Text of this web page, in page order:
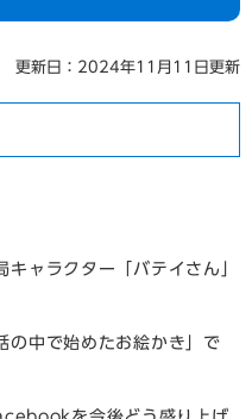
更新日：2024年11月11日更新
ャラクター「バテイさん」
の中で始めたお絵かき」で